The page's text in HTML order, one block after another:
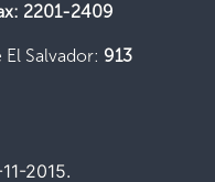
2201-2409
Salvador: 913
2015.